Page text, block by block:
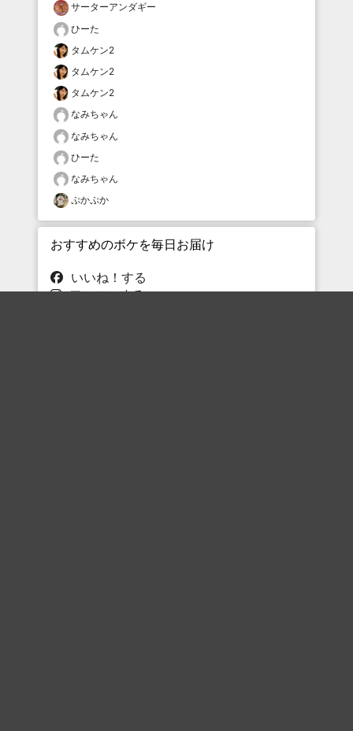
サーターアンダギー
ひーた
タムケン2
タムケン2
タムケン2
なみちゃん
なみちゃん
ひーた
なみちゃん
ぷかぷか
おすすめのボケを毎日お届け
いいね！する
フォローする